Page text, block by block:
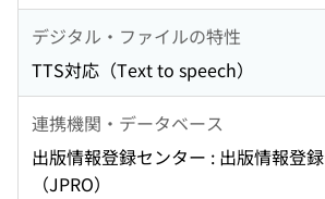
デジタル・ファイルの特性
TTS対応（Text to speech）
連携機関・データベース
出版情報登録センター : 出版情報登
（JPRO）